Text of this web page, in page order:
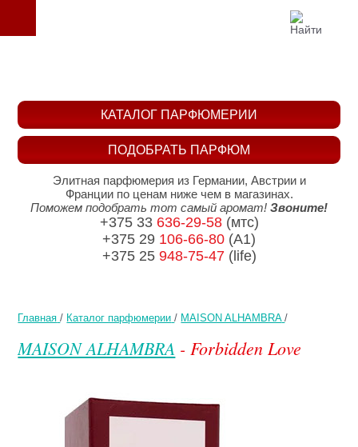
Главная / Каталог парфюмерии / MAISON ALHAMBRA /
MAISON ALHAMBRA - Forbidden Love
ПОДОБРАТЬ ПАРФЮМ
КАТАЛОГ ПАРФЮМЕРИИ
Элитная парфюмерия из Германии, Австрии и
Франции по ценам ниже чем в магазинах.
Поможем подобрать тот самый аромат! Звоните!
+375 33 636-29-58(мтс)
+375 29 106-66-80 (A1)
+375 25 948-75-47(life)